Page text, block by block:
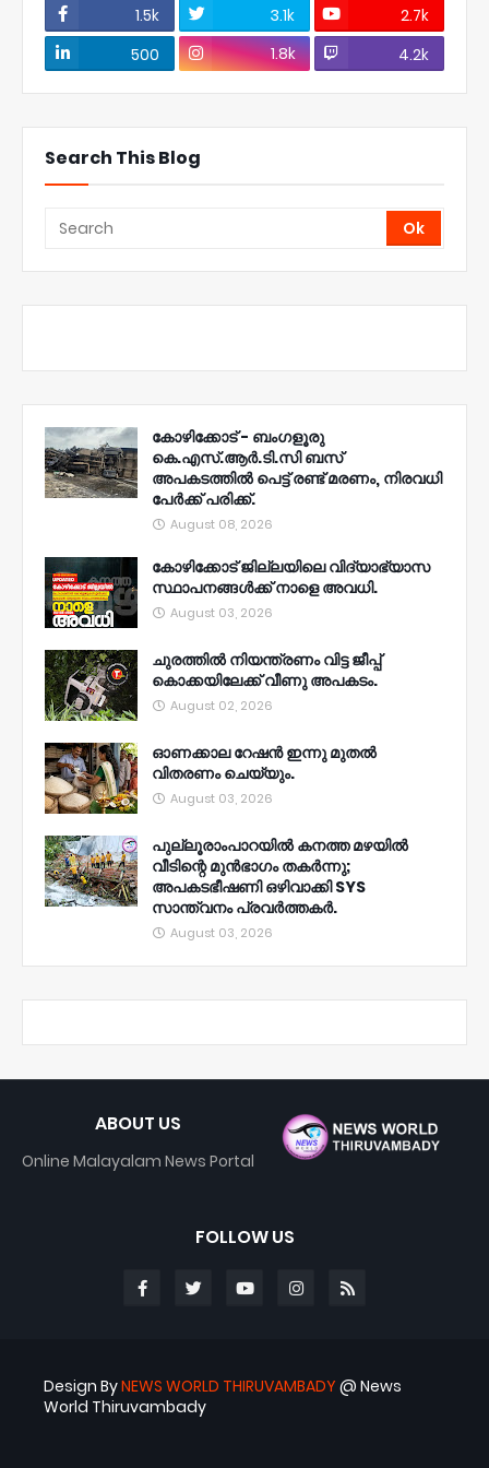
1.5k 3.1k
2.7k
500
1.8k 4.2k
Search This Blog
കോഴിക്കോട് - ബംഗളൂരു
കെ.എസ്.ആർ.ടി.സി ബസ്
അപകടത്തിൽ പെട്ട് രണ്ട് മരണം, നിരവധി
പേർക്ക് പരിക്ക്.
August 08, 2026
കോഴിക്കോട് ജില്ലയിലെ വിദ്യാഭ്യാസ
സ്ഥാപനങ്ങൾക്ക് നാളെ അവധി.
August 03, 2026
ചുരത്തിൽ നിയന്ത്രണം വിട്ട ജീപ്പ്
കൊക്കയിലേക്ക് വീണു അപകടം.
August 02, 2026
ഓണക്കാല റേഷൻ ഇന്നു മുതല്‍
വിതരണം ചെയ്യും.
August 03, 2026
പുല്ലൂരാംപാറയിൽ കനത്ത മഴയിൽ
വീടിന്റെ മുൻഭാഗം തകർന്നു;
അപകടഭീഷണി ഒഴിവാക്കി SYS
സാന്ത്വനം പ്രവർത്തകർ.
August 03, 2026
ABOUT US
Online Malayalam News Portal
FOLLOW US
Design ByNEWS WORLD THIRUVAMBADY @ News
World Thiruvambady